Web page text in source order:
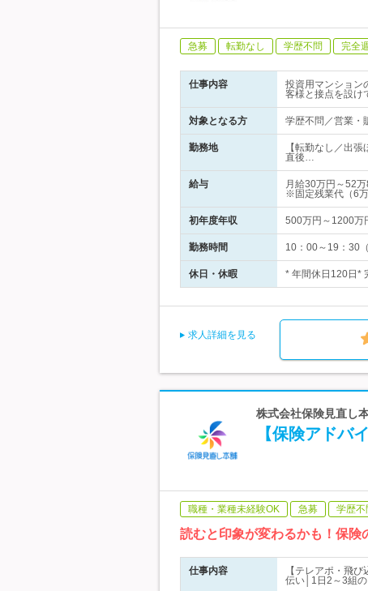
急募 転勤なし 学歴不問 完全
仕事内容
投資用マンション
客様と接点を設け
対象となる方 学歴不問／営業・
勤務地
【転勤なし／出
直後…
給与
月給30万円～52
※固定残業代（6
初年度年収 500万円～1200万
勤務時間 10：00～19：30
休日・休暇 * 年間休日120日*
求人詳細を見る
株式会社保険見直し
【保険アドバ
職種・業種未経験OK 急募 学歴不
読むと印象が変わるかも！保険
仕事内容
【テレアポ・飛
伝い│1日2～3組